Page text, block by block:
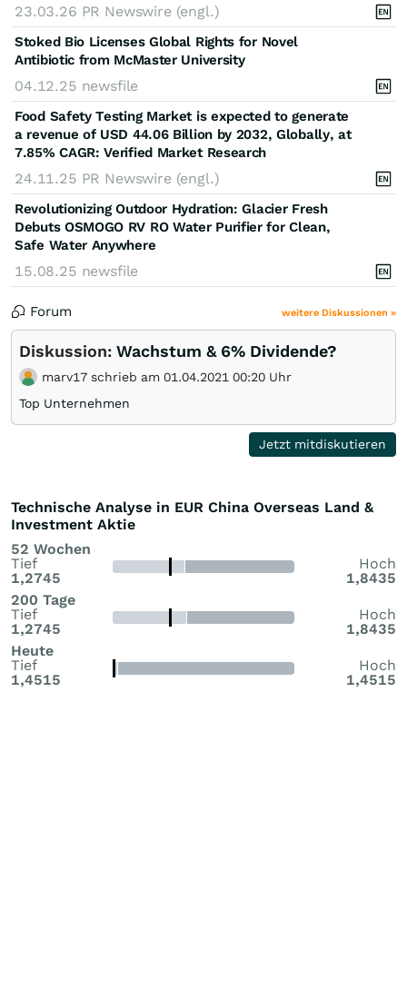
23.03.26 PR Newswire (engl.)
Stoked Bio Licenses Global Rights for Novel
Antibiotic from McMaster University
04.12.25 newsfile
Food Safety Testing Market is expected to generate
a revenue of USD 44.06 Billion by 2032, Globally, at
7.85% CAGR: Verified Market Research
24.11.25 PR Newswire (engl.)
Revolutionizing Outdoor Hydration: Glacier Fresh
Debuts OSMOGO RV RO Water Purifier for Clean,
Safe Water Anywhere
15.08.25 newsfile
Forum weitere Diskussionen »
Diskussion: Wachstum & 6% Dividende?
marv17 schrieb am 01.04.2021 00:20 Uhr
Top Unternehmen
Jetzt mitdiskutieren
Technische Analyse in EUR China Overseas Land &
Investment Aktie
52 Wochen
Tief
1,2745
Hoch
1,8435
200 Tage
Tief
1,2745
Hoch
1,8435
Heute
Tief
1,4515
Hoch
1,4515